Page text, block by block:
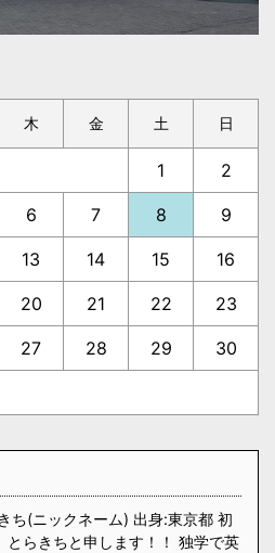
木 金 土 日
1 2
6 7 8 9
13 14 15 16
20 21 22 23
27 28 29 30
ち(ニックネーム) 出身:東京都 初
とらきちと申します！！ 独学で英